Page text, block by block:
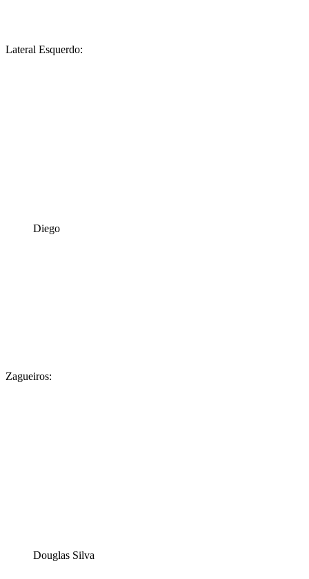
Lateral Esquerdo:
Diego
Zagueiros:
Douglas Silva